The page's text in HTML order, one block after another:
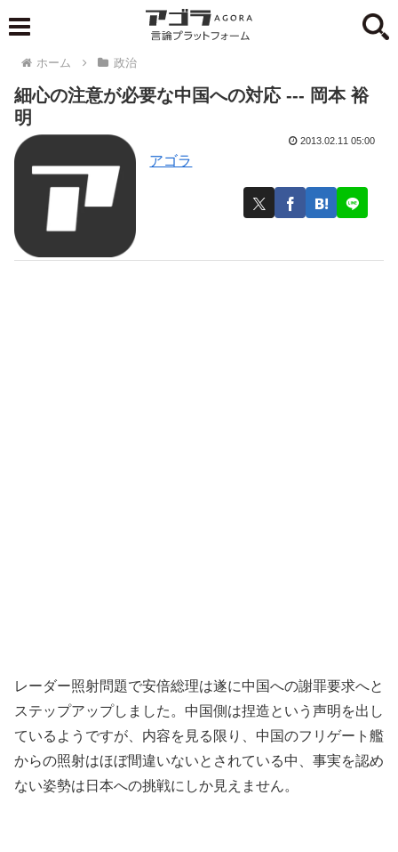
ホーム 政治
細心の注意が必要な中国への対応 --- 岡本 裕
明
アゴラ
2013.02.11 05:00
レーダー照射問題で安倍総理は遂に中国への謝罪要求へと
ステップアップしました。中国側は捏造という声明を出し
ているようですが、内容を見る限り、中国のフリゲート艦
からの照射はほぼ間違いないとされている中、事実を認め
ない姿勢は日本への挑戦にしか見えません。